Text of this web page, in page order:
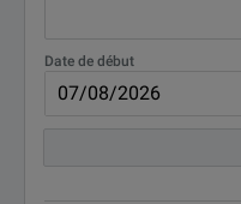
Date de début